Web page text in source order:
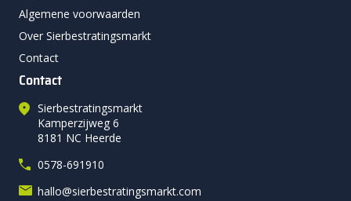
Algemene voorwaarden
Over Sierbestratingsmarkt
Contact
Contact
Sierbestratingsmarkt
Kamperzijweg 6
8181 NC Heerde
0578-691910
hallo@sierbestratingsmarkt.com